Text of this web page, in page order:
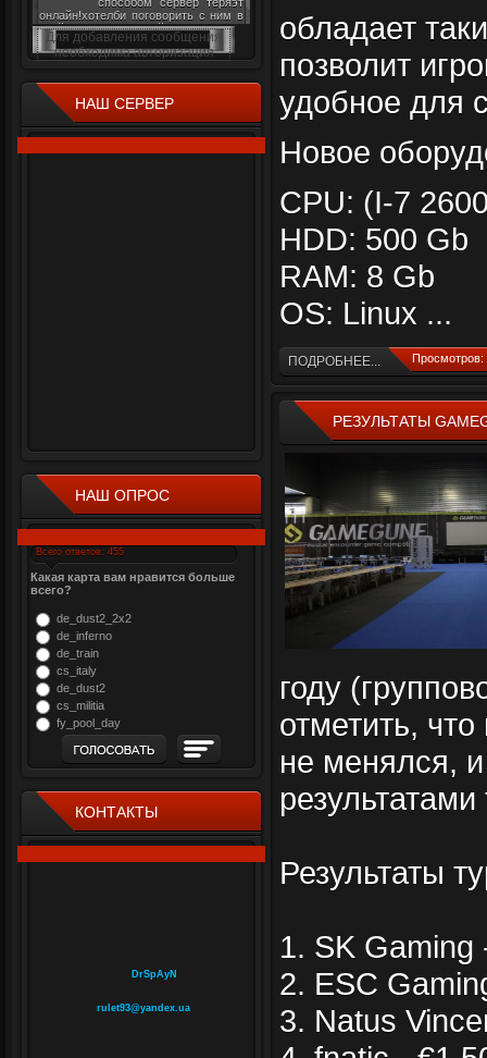
Для добавления сообщения
необходима авторизация
НАШ СЕРВЕР
НАШ ОПРОС
Всего ответов: 455
Какая карта вам нравится больше
всего?
de_dust2_2x2
de_inferno
de_train
cs_italy
de_dust2
cs_militia
fy_pool_day
КОНТАКТЫ
DrSpAyN
rulet93@yandex.ua
обладает
позволит
удобное для
Новое
CPU: (I-7
HDD: 500 Gb
RAM: 8 Gb
OS: Linux ...
ПОДРОБНЕЕ...
РЕЗУЛЬТАТЫ
году
отметить,
не менялся,
Результаты
1. SK Gaming
2. ESC
3. Natus